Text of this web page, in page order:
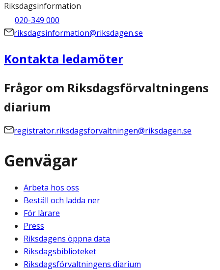
Riksdagsinformation
020-349 000
riksdagsinformation@riksdagen.se
Kontakta ledamöter
Frågor om Riksdagsförvaltningens
diarium
registrator.riksdagsforvaltningen@riksdagen.se
Genvägar
Arbeta hos oss
Beställ och ladda ner
För lärare
Press
Riksdagens öppna data
Riksdagsbiblioteket
Riksdagsförvaltningens diarium